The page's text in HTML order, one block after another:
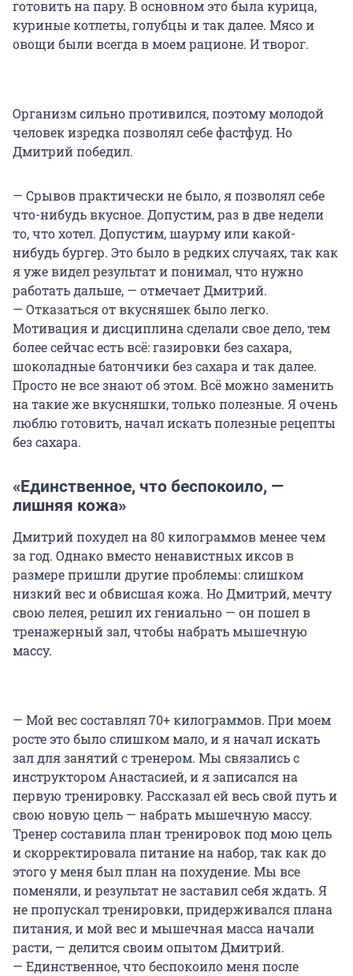
готовить на пару. В основном это была курица,
куриные котлеты, голубцы и так далее. Мясо и
овощи были всегда в моем рационе. И творог.
Организм сильно противился, поэтому молодой
человек изредка позволял себе фастфуд. Но
Дмитрий победил.
— Срывов практически не было, я позволял себе
что-нибудь вкусное. Допустим, раз в две недели
то, что хотел. Допустим, шаурму или какой-
нибудь бургер. Это было в редких случаях, так как
я уже видел результат и понимал, что нужно
работать дальше, — отмечает Дмитрий.
— Отказаться от вкусняшек было легко.
Мотивация и дисциплина сделали свое дело, тем
более сейчас есть всё: газировки без сахара,
шоколадные батончики без сахара и так далее.
Просто не все знают об этом. Всё можно заменить
на такие же вкусняшки, только полезные. Я очень
люблю готовить, начал искать полезные рецепты
без сахара.
«Единственное, что беспокоило, —
лишняя кожа»
Дмитрий похудел на 80 килограммов менее чем
за год. Однако вместо ненавистных иксов в
размере пришли другие проблемы: слишком
низкий вес и обвисшая кожа. Но Дмитрий, мечту
свою лелея, решил их гениально — он пошел в
тренажерный зал, чтобы набрать мышечную
массу.
— Мой вес составлял 70+ килограммов. При моем
росте это было слишком мало, и я начал искать
зал для занятий с тренером. Мы связались с
инструктором Анастасией, и я записался на
первую тренировку. Рассказал ей весь свой путь и
свою новую цель — набрать мышечную массу.
Тренер составила план тренировок под мою цель
и скорректировала питание на набор, так как до
этого у меня был план на похудение. Мы все
поменяли, и результат не заставил себя ждать. Я
не пропускал тренировки, придерживался плана
питания, и мой вес и мышечная масса начали
расти, — делится своим опытом Дмитрий.
— Единственное, что беспокоило меня после